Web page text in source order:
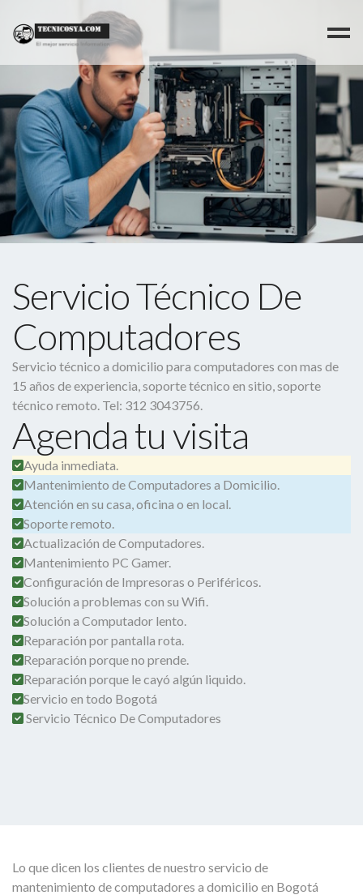
Servicio Técnico De
Computadores
Servicio técnico a domicilio para computadores con mas de
15 años de experiencia, soporte técnico en sitio, soporte
técnico remoto. Tel: 312 3043756.
Agenda tu visita
Ayuda inmediata.
Mantenimiento de Computadores a Domicilio.
Atención en su casa, oficina o en local.
Soporte remoto.
Actualización de Computadores.
Mantenimiento PC Gamer.
Configuración de Impresoras o Periféricos.
Solución a problemas con su Wifi.
Solución a Computador lento.
Reparación por pantalla rota.
Reparación porque no prende.
Reparación porque le cayó algún liquido.
Servicio en todo Bogotá
Servicio Técnico De Computadores
Lo que dicen los clientes de nuestro servicio de
mantenimiento de computadores a domicilio en Bogotá